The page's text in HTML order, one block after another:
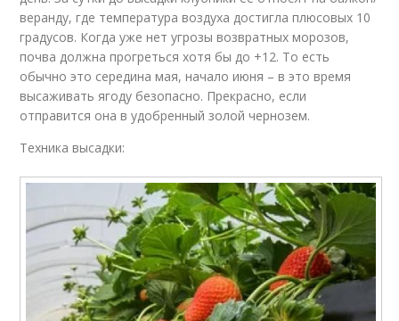
веранду, где температура воздуха достигла плюсовых 10
градусов. Когда уже нет угрозы возвратных морозов,
почва должна прогреться хотя бы до +12. То есть
обычно это середина мая, начало июня – в это время
высаживать ягоду безопасно. Прекрасно, если
отправится она в удобренный золой чернозем.
Техника высадки: